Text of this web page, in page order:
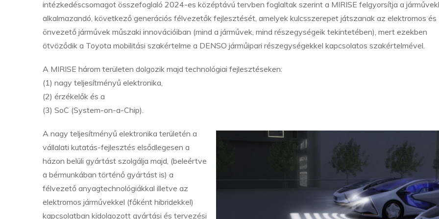
intézkedéscsomagot összefoglaló 2024-es középtávú tervben foglaltak szerint a MIRISE felgyorsítja a
alkalmazandó, következő generációs félvezetők fejlesztését, amelyek kulcsszerepet játszanak az elektromos és
önvezető járművek műszaki innovációiban (mind a járművek, mind részegységeik tekintetében), mert ezekben
ötvöződik a Toyota mobilitási szakértelme a DENSO járműipari részegységekkel kapcsolatos szakértelmével.
A MIRISE három területen dolgozik majd technológiai fejlesztéseken:
(1) nagy teljesítményű elektronika,
(2) érzékelők és a
(3) SoC (System-on-a-Chip).
A nagy teljesítményű elektronika területén a
vállalati kutatás-fejlesztés elsődlegesen a
házon belüli gyártást szolgálja majd, (beleértve
a bérmunkában történő gyártást is) a
félvezető anyagtechnológiákkal illetve az
elektromos járművekkel (főként hibridekkel)
kapcsolatban kidolgozott gyártási és tervezési